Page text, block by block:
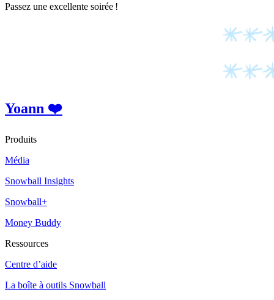
Passez une excellente soirée !
Yoann ❤️
Produits
Média
Snowball Insights
Snowball+
Money Buddy
Ressources
Centre d’aide
La boîte à outils Snowball